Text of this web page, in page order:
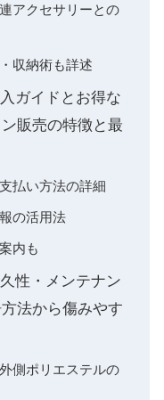
アクセサリーとの
収納術も詳述
ガイドとお得な
販売の特徴と最
払い方法の詳細
の活用法
内も
性・メンテナン
法から傷みやす
側ポリエステルの